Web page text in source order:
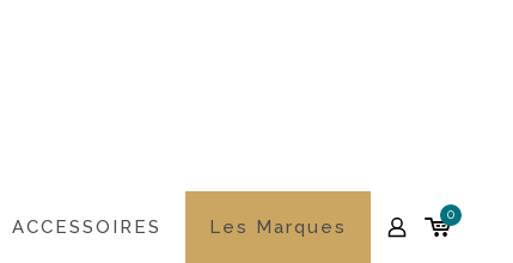
ACCESSOIRES Les Marques
0